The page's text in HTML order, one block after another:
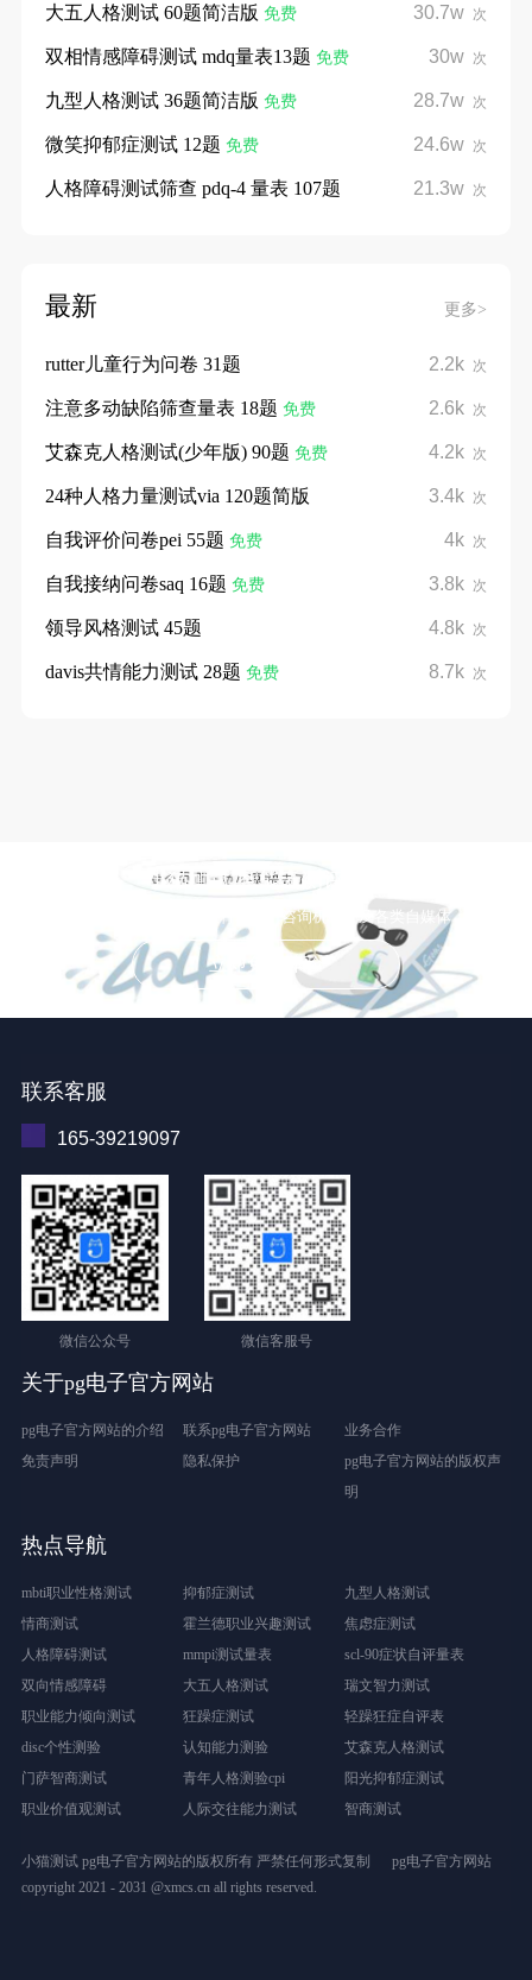
30.7w 次
大五人格测试 60题简洁版 免费
30w 次
双相情感障碍测试 mdq量表13题 免费
28.7w 次
九型人格测试 36题简洁版 免费
24.6w 次
微笑抑郁症测试 12题 免费
21.3w 次
人格障碍测试筛查 pdq-4 量表 107题
最新 更多>
2.2k 次
rutter儿童行为问卷 31题
2.6k 次
注意多动缺陷筛查量表 18题 免费
4.2k 次
艾森克人格测试(少年版) 90题 免费
3.4k 次
24种人格力量测试via 120题简版
4k 次
自我评价问卷pei 55题 免费
3.8k 次
自我接纳问卷saq 16题 免费
4.8k 次
领导风格测试 45题
8.7k 次
davis共情能力测试 28题 免费
小猫测试 智能云测评系统
适用于企业招聘、教育培训、咨询机构，及各类自媒体
立即免费体验
联系客服
165-39219097
微信公众号 微信客服号
关于pg电子官方网站
pg电子官方网站的介绍 联系pg电子官方网站
业务合作
免责声明
隐私保护
pg电子官方网站的版权声
明
热点导航
mbti职业性格测试 抑郁症测试
九型人格测试
情商测试
霍兰德职业兴趣测试
焦虑症测试
人格障碍测试
mmpi测试量表
scl-90症状自评量表
双向情感障碍
大五人格测试
瑞文智力测试
职业能力倾向测试
狂躁症测试
轻躁狂症自评表
disc个性测验
认知能力测验
艾森克人格测试
门萨智商测试
青年人格测验cpi
阳光抑郁症测试
职业价值观测试
人际交往能力测试 智商测试
小猫测试 pg电子官方网站的版权所有 严禁任何形式复制
pg电子官方网站
copyright 2021 - 2031 @xmcs.cn all rights reserved.